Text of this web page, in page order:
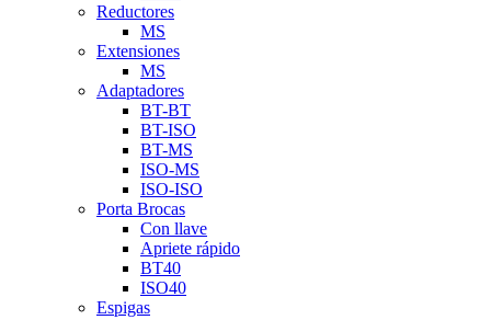
Reductores
MS
Extensiones
MS
Adaptadores
BT-BT
BT-ISO
BT-MS
ISO-MS
ISO-ISO
Porta Brocas
Con llave
Apriete rápido
BT40
ISO40
Espigas